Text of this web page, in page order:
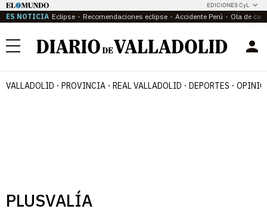
EDICIONES CyL
ES NOTICIA Eclipse Recomendaciones eclipse Accidente Perú Ola de
Menú
VALLADOLID PROVINCIA REAL VALLADOLID DEPORTES
PLUSVALÍA